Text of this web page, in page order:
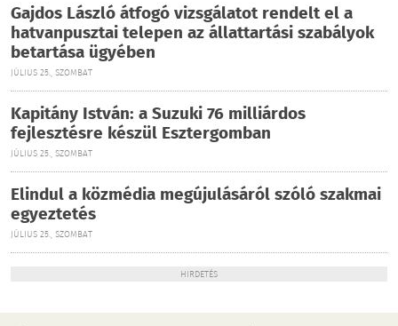
Gajdos László átfogó vizsgálatot rendelt el a
hatvanpusztai telepen az állattartási szabályok
betartása ügyében
JÚLIUS 25., SZOMBAT
Kapitány István: a Suzuki 76 milliárdos
fejlesztésre készül Esztergomban
JÚLIUS 25., SZOMBAT
Elindul a közmédia megújulásáról szóló szakmai
egyeztetés
JÚLIUS 25., SZOMBAT
HIRDETÉS